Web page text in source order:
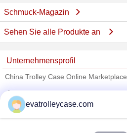
Schmuck-Magazin
Sehen Sie alle Produkte an
Unternehmensprofil
China Trolley Case Online Marketplace
Trust Seal
Verified Suplier
evatrolleycase.com